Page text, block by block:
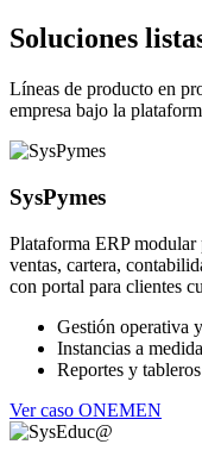
Soluciones
Líneas de producto en
empresa bajo la
SysPymes
Plataforma ERP
ventas, cartera,
con portal para clientes
Gestión operativa
Instancias a
Reportes y
Ver caso ONEMEN